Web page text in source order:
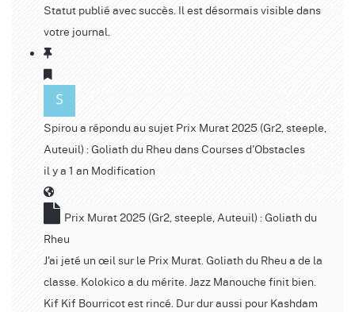
Statut publié avec succès. Il est désormais visible dans
votre journal.
Spirou a répondu au sujet Prix Murat 2025 (Gr2, steeple,
Auteuil) : Goliath du Rheu dansCourses d'Obstacles
il y a 1 an Modification
Prix Murat 2025 (Gr2, steeple, Auteuil) : Goliath du
Rheu
J'ai jeté un œil sur le Prix Murat. Goliath du Rheu a de la
classe. Kolokico a du mérite. Jazz Manouche finit bien.
Kif Kif Bourricot est rincé. Dur dur aussi pour Kashdam